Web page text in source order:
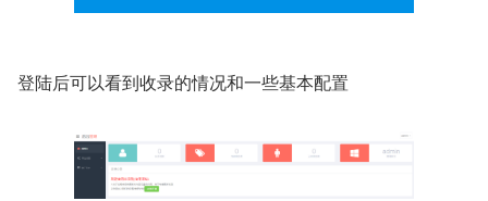
登陆后可以看到收录的情况和一些基本配置